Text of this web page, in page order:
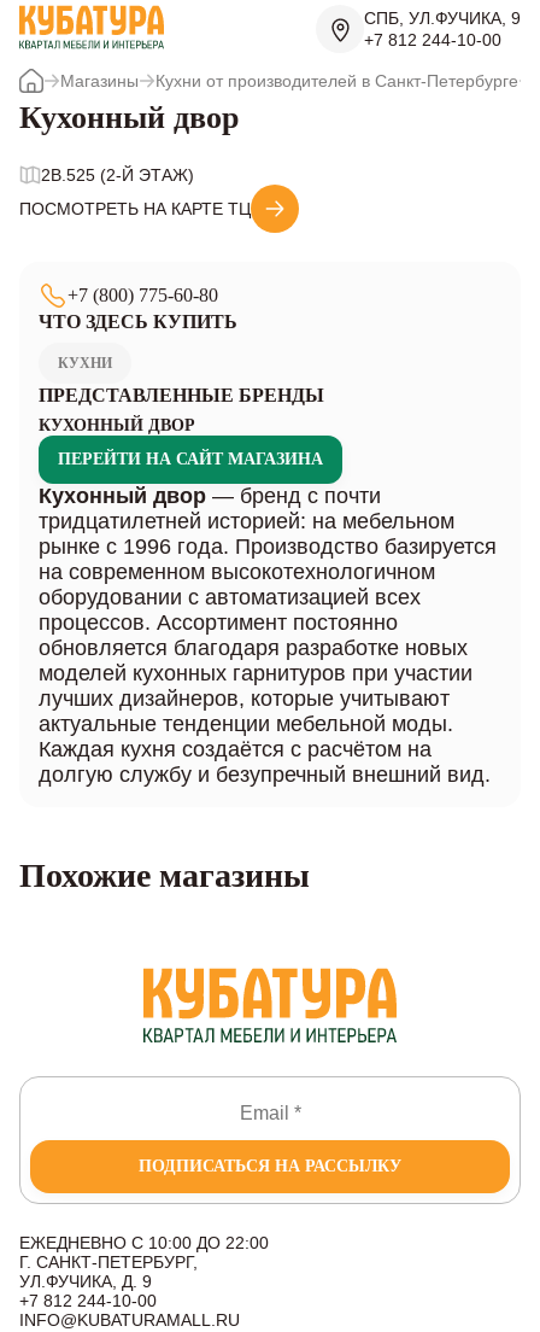
СПБ, УЛ.ФУЧИКА, 9
+7 812 244-10-00
Магазины Кухни от производителей в Санкт-Петербурге
Кухонный двор
2B.525 (2-Й ЭТАЖ)
ПОСМОТРЕТЬ НА КАРТЕ ТЦ
+7 (800) 775-60-80
ЧТО ЗДЕСЬ КУПИТЬ
КУХНИ
ПРЕДСТАВЛЕННЫЕ БРЕНДЫ
КУХОННЫЙ ДВОР
ПЕРЕЙТИ НА САЙТ МАГАЗИНА
Кухонный двор — бренд с почти
тридцатилетней историей: на мебельном
рынке с 1996 года. Производство базируется
на современном высокотехнологичном
оборудовании с автоматизацией всех
процессов. Ассортимент постоянно
обновляется благодаря разработке новых
моделей кухонных гарнитуров при участии
лучших дизайнеров, которые учитывают
актуальные тенденции мебельной моды.
Каждая кухня создаётся с расчётом на
долгую службу и безупречный внешний вид.
Похожие магазины
ПОДПИСАТЬСЯ НА РАССЫЛКУ
ЕЖЕДНЕВНО С 10:00 ДО 22:00
Г. САНКТ-ПЕТЕРБУРГ,
УЛ.ФУЧИКА, Д. 9
+7 812 244-10-00
INFO@KUBATURAMALL.RU